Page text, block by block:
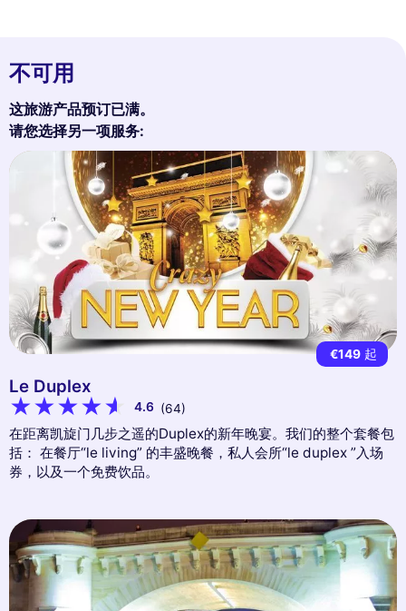
不可用
这旅游产品预订已满。
请您选择另一项服务:
€149 起
Le Duplex
4.6 (64)
在距离凯旋门几步之遥的Duplex的新年晚宴。我们的整个套餐包
括： 在餐厅“le living” 的丰盛晚餐，私人会所“le duplex ”入场
券，以及一个免费饮品。